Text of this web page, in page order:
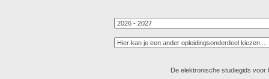
De elektronische studiegids voor